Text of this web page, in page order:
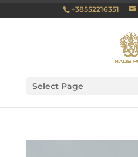
+38552216351
Select Page